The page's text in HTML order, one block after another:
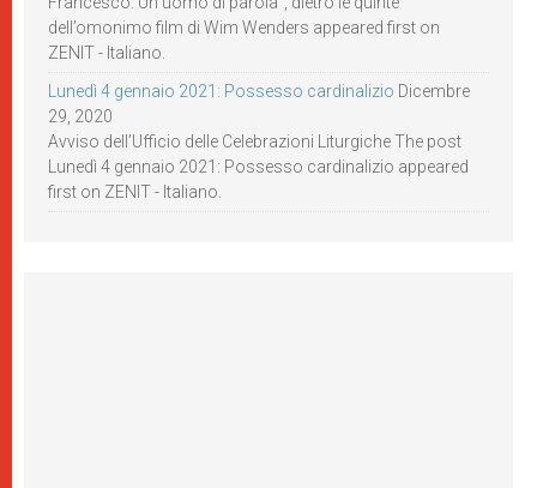
dell’omonimo film di Wim Wenders appeared first on
ZENIT - Italiano.
Lunedì 4 gennaio 2021: Possesso cardinalizio Dicembre
29, 2020
Avviso dell’Ufficio delle Celebrazioni Liturgiche The post
Lunedì 4 gennaio 2021: Possesso cardinalizio appeared
first on ZENIT - Italiano.